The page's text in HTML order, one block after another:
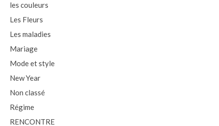
les couleurs
Les Fleurs
Les maladies
Mariage
Mode et style
New Year
Non classé
Régime
RENCONTRE